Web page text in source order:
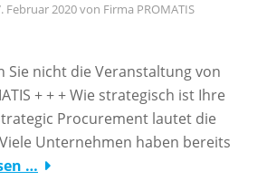
Februar 2020von Firma PROMATIS
Sie nicht die Veranstaltung von
+ + + Wie strategisch ist Ihre
Procurement lautet die
Unternehmen haben bereits
…